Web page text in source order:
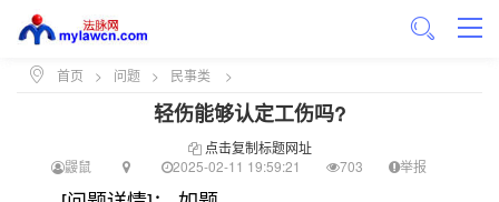
首页 > 问题 > 民事类 >
轻伤能够认定工伤吗?
点击复制标题网址
鼹鼠
2025-02-11 19:59:21 703 举报